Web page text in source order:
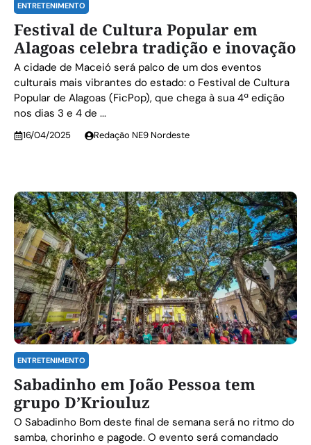
ENTRETENIMENTO
Festival de Cultura Popular em
Alagoas celebra tradição e inovação
A cidade de Maceió será palco de um dos eventos
culturais mais vibrantes do estado: o Festival de Cultura
Popular de Alagoas (FicPop), que chega à sua 4ª edição
nos dias 3 e 4 de ...
16/04/2025 Redação NE9 Nordeste
ENTRETENIMENTO
Sabadinho em João Pessoa tem
grupo D’Kriouluz
O Sabadinho Bom deste final de semana será no ritmo do
samba, chorinho e pagode. O evento será comandado